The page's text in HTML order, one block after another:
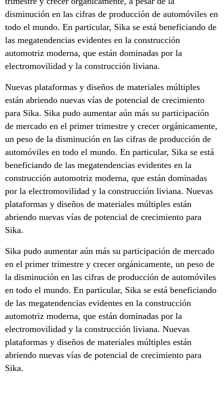
disminución en las cifras de producción de automóviles en
todo el mundo. En particular, Sika se está beneficiando de
las megatendencias evidentes en la construcción
automotriz moderna, que están dominadas por la
electromovilidad y la construcción liviana.
Nuevas plataformas y diseños de materiales múltiples
están abriendo nuevas vías de potencial de crecimiento
para Sika. Sika pudo aumentar aún más su participación
de mercado en el primer trimestre y crecer orgánicamente,
un peso de la disminución en las cifras de producción de
automóviles en todo el mundo. En particular, Sika se está
beneficiando de las megatendencias evidentes en la
construcción automotriz moderna, que están dominadas
por la electromovilidad y la construcción liviana. Nuevas
plataformas y diseños de materiales múltiples están
abriendo nuevas vías de potencial de crecimiento para
Sika.
Sika pudo aumentar aún más su participación de mercado
en el primer trimestre y crecer orgánicamente, un peso de
la disminución en las cifras de producción de automóviles
en todo el mundo. En particular, Sika se está beneficiando
de las megatendencias evidentes en la construcción
automotriz moderna, que están dominadas por la
electromovilidad y la construcción liviana. Nuevas
plataformas y diseños de materiales múltiples están
abriendo nuevas vías de potencial de crecimiento para
Sika.